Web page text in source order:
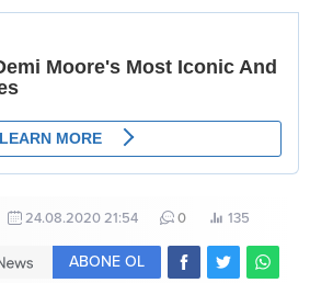
24.08.2020 21:54 0 135
ABONE OL